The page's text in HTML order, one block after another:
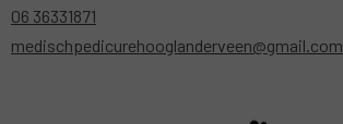
06 36331871
medischpedicurehooglanderveen@gmail.com